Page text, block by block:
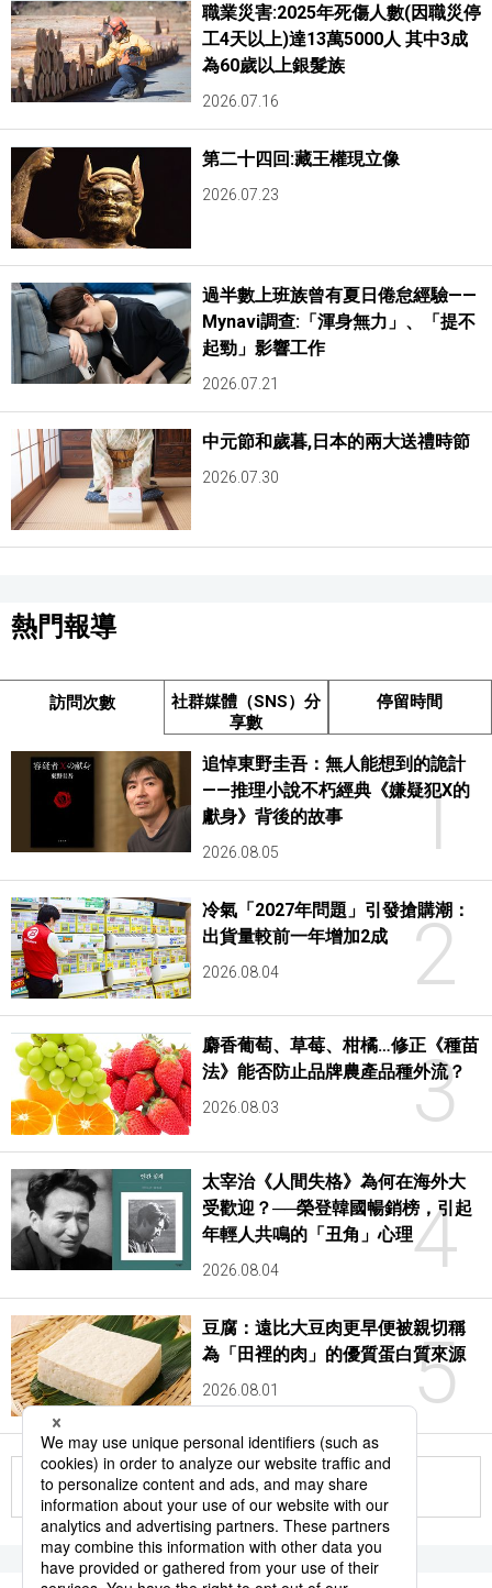
職業災害:2025年死傷人數(因職災停
工4天以上)達13萬5000人 其中3成
為60歲以上銀髮族
2026.07.16
第二十四回:藏王權現立像
2026.07.23
過半數上班族曾有夏日倦怠經驗——
Mynavi調查:「渾身無力」、「提不
起勁」影響工作
2026.07.21
中元節和歲暮,日本的兩大送禮時節
2026.07.30
熱門報導
訪問次數
社群媒體（SNS）分
享數
停留時間
1
追悼東野圭吾：無人能想到的詭計
——推理小說不朽經典《嫌疑犯X的
獻身》背後的故事
2026.08.05
2
冷氣「2027年問題」引發搶購潮：
出貨量較前一年增加2成
2026.08.04
3
麝香葡萄、草莓、柑橘…修正《種苗
法》能否防止品牌農產品種外流？
2026.08.03
4
太宰治《人間失格》為何在海外大
受歡迎？──榮登韓國暢銷榜，引起
年輕人共鳴的「丑角」心理
2026.08.04
5
豆腐：遠比大豆肉更早便被親切稱
為「田裡的肉」的優質蛋白質來源
2026.08.01
更多